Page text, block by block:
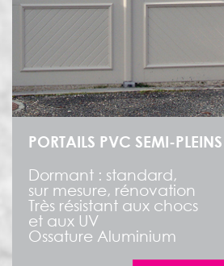
PORTAILS PVC SEMI-PLEINS
Dormant : standard,
sur mesure, rénovation
Très résistant aux chocs
et aux UV
Ossature Aluminium